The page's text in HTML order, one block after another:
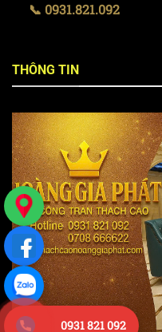
📞 0931.821.092
THÔNG TIN
0931 821 092